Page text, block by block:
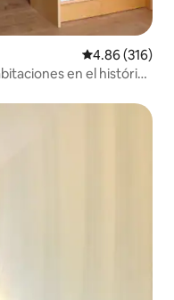
Calificación
4.86 (316)
en el histórico